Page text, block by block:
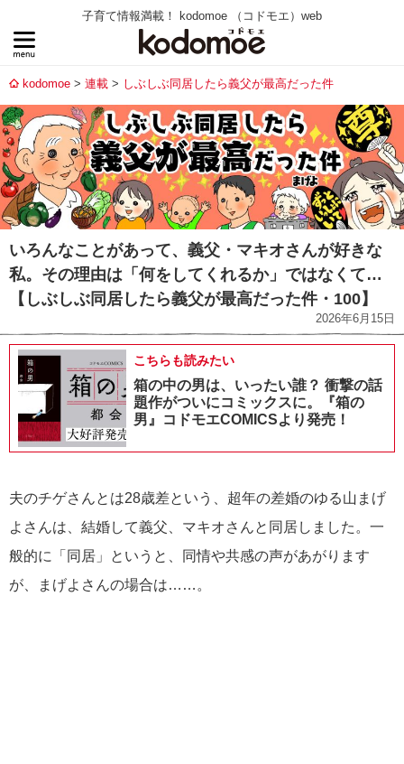
子育て情報満載！ kodomoe （コドモエ）web
kodomoe 連載 しぶしぶ同居したら義父が最高だった件
いろんなことがあって、義父・マキオさんが好きな
私。その理由は「何をしてくれるか」ではなくて…
【しぶしぶ同居したら義父が最高だった件・100】
2026年6月15日
こちらも読みたい
箱の中の男は、いったい誰？ 衝撃の話
題作がついにコミックスに。『箱の
男』コドモエCOMICSより発売！
夫のチゲさんとは28歳差という、超年の差婚のゆる山まげ
よさんは、結婚して義父、マキオさんと同居しました。一
般的に「同居」というと、同情や共感の声があがります
が、まげよさんの場合は……。